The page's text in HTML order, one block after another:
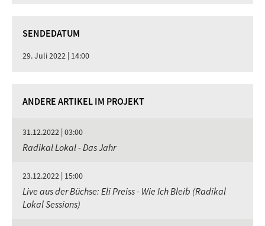
SENDEDATUM
29. Juli 2022 | 14:00
ANDERE ARTIKEL IM PROJEKT
31.12.2022 | 03:00
Radikal Lokal - Das Jahr
23.12.2022 | 15:00
Live aus der Büchse: Eli Preiss - Wie Ich Bleib (Radikal
Lokal Sessions)